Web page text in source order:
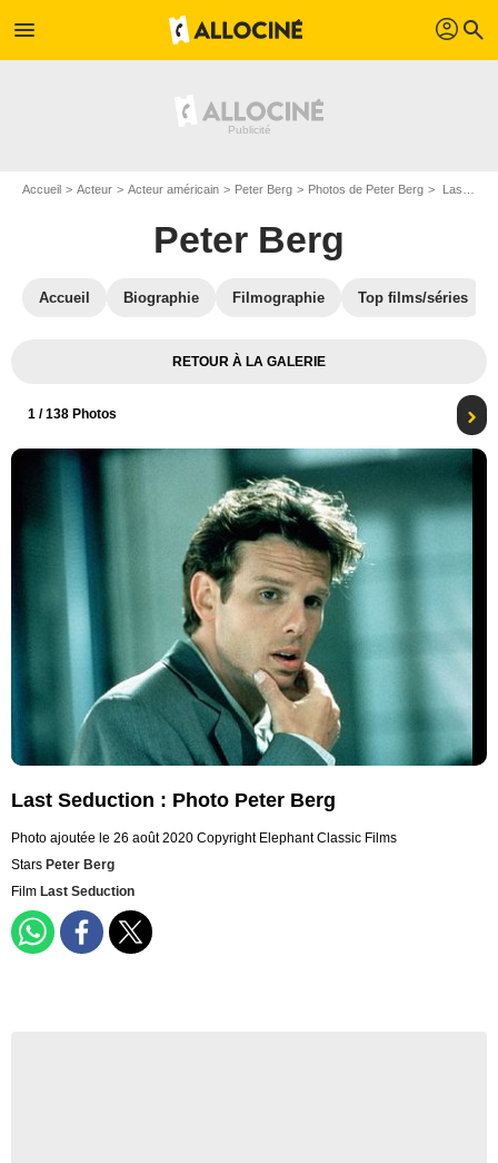
menu profil search
Accueil Acteur Acteur américain Peter Berg Photos de Peter Berg Last Seduction : Photo Peter Berg
Peter Berg
Accueil Biographie Filmographie Top films/séries
RETOUR À LA GALERIE
1 / 138 Photos
Last Seduction : Photo Peter Berg
Photo ajoutée le 26 août 2020 Copyright Elephant Classic Films
Stars Peter Berg
Film Last Seduction